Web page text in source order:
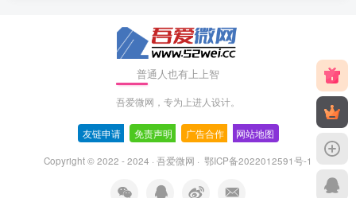
普通人也有上上智
吾爱微网，专为上进人设计。
友链申请 免责声明 广告合作 网站地图
Copyright © 2022 - 2024 · 吾爱微网 · 鄂ICP备2022012591号-1